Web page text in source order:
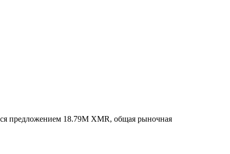
предложением 18.79M XMR, общая рыночная